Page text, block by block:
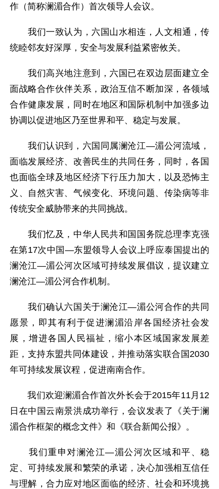
作（简称澜湄合作）首次领导人会议。
我们一致认为，六国山水相连，人文相通，传
统睦邻友好深厚，安全与发展利益紧密攸关。
我们高兴地注意到，六国已在双边层面建立全
面战略合作伙伴关系，政治互信不断加深，各领域
合作健康发展，同时在地区和国际机制中加强多边
协调以促进地区乃至世界和平、稳定与发展。
我们认识到，六国同属澜沧江—湄公河流域，
面临发展经济、改善民生的共同任务，同时，各国
也面临全球及地区经济下行压力加大，以及恐怖主
义、自然灾害、气候变化、环境问题、传染病等非
传统安全威胁带来的共同挑战。
我们忆及，中华人民共和国国务院总理李克强
在第17次中国—东盟领导人会议上呼应泰国提出的
澜沧江—湄公河次区域可持续发展倡议，提议建立
澜沧江—湄公河合作机制。
我们确认六国关于澜沧江—湄公河合作的共同
愿景，即其有利于促进澜湄沿岸各国经济社会发
展，增进各国人民福祉，缩小本区域国家发展差
距，支持东盟共同体建设，并推动落实联合国2030
年可持续发展议程，促进南南合作。
我们欢迎澜湄合作首次外长会于2015年11月12
日在中国云南景洪成功举行，会议发表了《关于澜
湄合作框架的概念文件》和《联合新闻公报》。
我们重申对澜沧江—湄公河次区域和平、稳
定、可持续发展和繁荣的承诺，决心加强相互信任
与理解，合力应对地区面临的经济、社会和环境挑